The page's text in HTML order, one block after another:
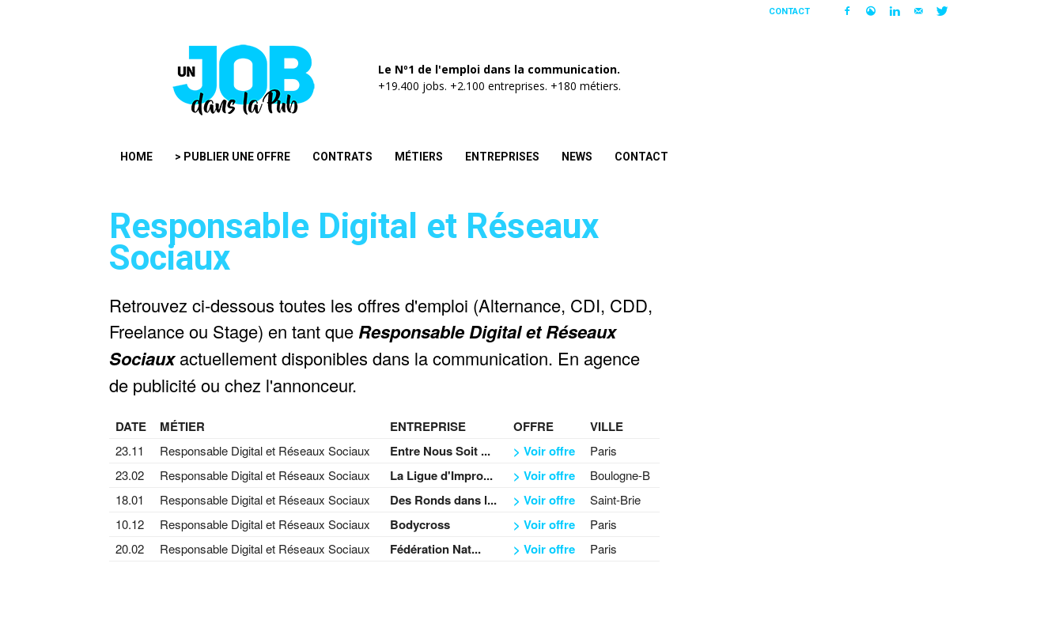
CONTACT
Le Nº1 de l'emploi dans la communication.
+19.400 jobs. +2.100 entreprises. +180 métiers.
HOME > PUBLIER UNE OFFRE CONTRATS MÉTIERS ENTREPRISES NEWS CONTACT
Responsable Digital et Réseaux
Sociaux
Retrouvez ci-dessous toutes les offres d'emploi (Alternance, CDI, CDD,
Freelance ou Stage) en tant que Responsable Digital et Réseaux
Sociauxactuellement disponibles dans la communication. En agence
de publicité ou chez l'annonceur.
DATE MÉTIER ENTREPRISE OFFRE VILLE
23.11 Responsable Digital et Réseaux Sociaux Entre Nous Soit ... > Voir offre
Paris
23.02
Responsable Digital et Réseaux Sociaux La Ligue d'Impro... > Voir offre
Boulogne-B
18.01
Responsable Digital et Réseaux Sociaux Des Ronds dans l... > Voir offre
Saint-Brie
10.12
Responsable Digital et Réseaux Sociaux Bodycross > Voir offre
Paris
20.02
Responsable Digital et Réseaux Sociaux Fédération Nat... > Voir offre Paris